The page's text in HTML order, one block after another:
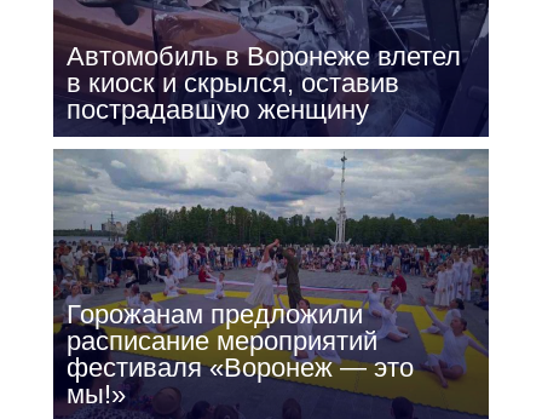
Автомобиль в Воронеже влетел
в киоск и скрылся, оставив
пострадавшую женщину
Горожанам предложили
расписание мероприятий
фестиваля «Воронеж — это
мы!»